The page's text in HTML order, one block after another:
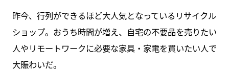
昨今、行列ができるほど大人気となっているリサイクル
ショップ。おうち時間が増え、自宅の不要品を売りたい
人やリモートワークに必要な家具・家電を買いたい人で
大賑わいだ。